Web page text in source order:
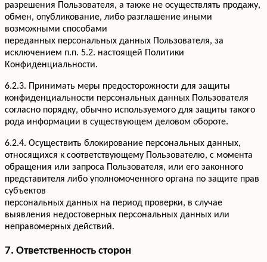
разрешения Пользователя, а также не осуществлять продажу,
обмен, опубликование, либо разглашение иными
возможными способами
переданных персональных данных Пользователя, за
исключением п.п. 5.2. настоящей Политики
Конфиденциальности.
6.2.3. Принимать меры предосторожности для защиты
конфиденциальности персональных данных Пользователя
согласно порядку, обычно используемого для защиты такого
рода информации в существующем деловом обороте.
6.2.4. Осуществить блокирование персональных данных,
относящихся к соответствующему Пользователю, с момента
обращения или запроса Пользователя, или его законного
представителя либо уполномоченного органа по защите прав
субъектов
персональных данных на период проверки, в случае
выявления недостоверных персональных данных или
неправомерных действий.
7. Ответственность сторон